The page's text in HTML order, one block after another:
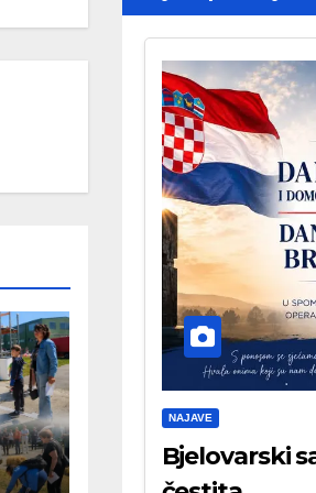
NAJAVE
Bjelovarski